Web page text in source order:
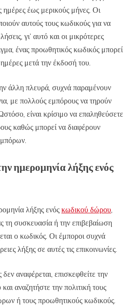
ημέρες έως μερικούς μήνες. Οι
αυτούς τους κωδικούς για να
γι’ αυτό και οι μικρότερες
ένας προωθητικός κωδικός μπορεί
μετά την έκδοσή του.
άλλη πλευρά, συχνά παραμένουν
με πολλούς εμπόρους να τηρούν
είναι κρίσιμο να επαληθεύσετε
καθώς μπορεί να διαφέρουν
ημερομηνία λήξης ενός
λήξης ενός κωδικού δώρου,
τη συσκευασία ή την επιβεβαίωση
ο κωδικός. Οι έμποροι συχνά
λήξης σε αυτές τις επικοινωνίες.
αναφέρεται, επισκεφθείτε την
αναζητήστε την πολιτική τους
ή τους προωθητικούς κωδικούς.